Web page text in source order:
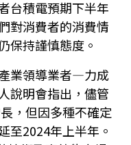
台積電預期下半年
對消費者的消費情
保持謹慎態度。
業領導業者—力成
說明會指出，儘管
，但因多種不確定
至2024年上半年。